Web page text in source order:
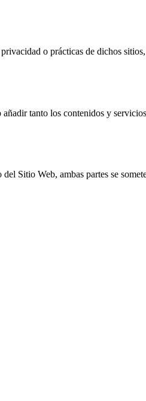
o prácticas de dichos
tanto los contenidos y
Sitio Web, ambas partes se